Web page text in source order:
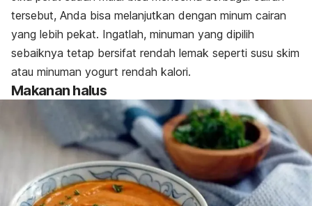
tersebut, Anda bisa melanjutkan dengan minum cairan
yang lebih pekat. Ingatlah, minuman yang dipilih
sebaiknya tetap bersifat rendah lemak seperti susu skim
atau minuman yogurt rendah kalori.
Makanan halus